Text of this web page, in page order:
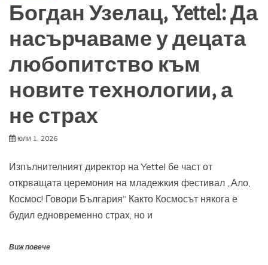
Богдан Узелац, Yettel: Да
насърчаваме у децата
любопитство към
новите технологии, а
не страх
юли 1, 2026
Изпълнителният директор на Yettel бе част от
открващата церемония на младежкия фестивал „Ало,
Космос! Говори България“ Както Космосът някога е
будил едновременно страх, но и
Виж повече